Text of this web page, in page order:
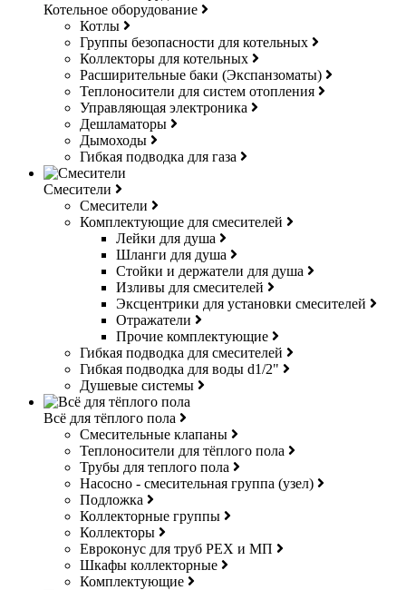
Котельное оборудование
Котлы
Группы безопасности для котельных
Коллекторы для котельных
Расширительные баки (Экспанзоматы)
Теплоносители для систем отопления
Управляющая электроника
Дешламаторы
Дымоходы
Гибкая подводка для газа
Смесители
Смесители
Комплектующие для смесителей
Лейки для душа
Шланги для душа
Стойки и держатели для душа
Изливы для смесителей
Эксцентрики для установки смесителей
Отражатели
Прочие комплектующие
Гибкая подводка для смесителей
Гибкая подводка для воды d1/2"
Душевые системы
Всё для тёплого пола
Смесительные клапаны
Теплоносители для тёплого пола
Трубы для теплого пола
Насосно - смесительная группа (узел)
Подложка
Коллекторные группы
Коллекторы
Евроконус для труб РЕХ и МП
Шкафы коллекторные
Комплектующие